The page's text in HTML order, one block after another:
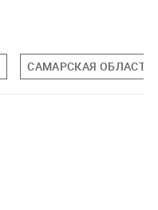
САМАРСКАЯ ОБЛАСТЬ